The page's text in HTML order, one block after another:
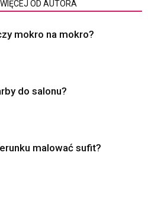
WIĘCEJ OD AUTORA
mokro na mokro?
do salonu?
malować sufit?